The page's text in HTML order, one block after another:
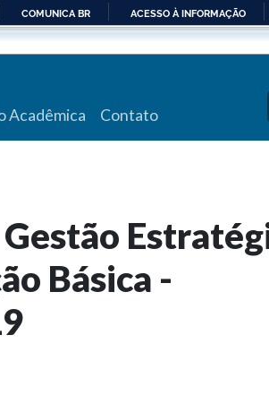
PARA
COMUNICA BR ACESSO À INFORMAÇÃO
Acadêmica Contato
Básica -